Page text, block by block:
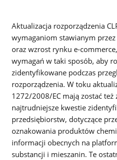
Aktualizacja rozporządzenia
wymaganiom stawianym
oraz wzrost rynku e-
wymagań w taki sposób, aby
zidentyfikowane podczas
rozporządzenia. W toku
1272/2008/EC mają zostać też
najtrudniejsze kwestie
przedsiębiorstw, dotyczące
oznakowania produktów
informacji obecnych na
substancji i mieszanin. Te